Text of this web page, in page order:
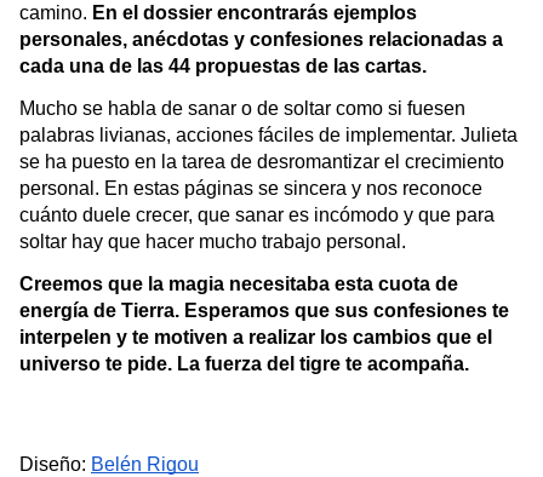
camino. En el dossier encontrarás ejemplos
personales, anécdotas y confesiones relacionadas a
cada una de las 44 propuestas de las cartas.
Mucho se habla de sanar o de soltar como si fuesen
palabras livianas, acciones fáciles de implementar. Julieta
se ha puesto en la tarea de desromantizar el crecimiento
personal. En estas páginas se sincera y nos reconoce
cuánto duele crecer, que sanar es incómodo y que para
soltar hay que hacer mucho trabajo personal.
Creemos que la magia necesitaba esta cuota de
energía de Tierra. Esperamos que sus confesiones te
interpelen y te motiven a realizar los cambios que el
universo te pide. La fuerza del tigre te acompaña.
Diseño: Belén Rigou